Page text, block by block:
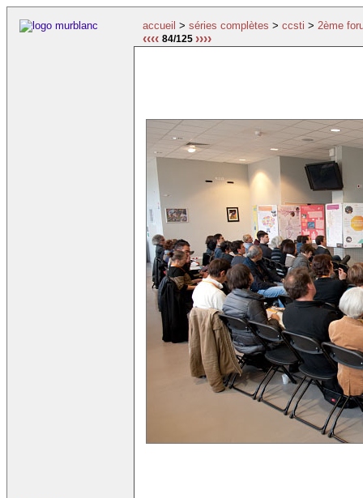
accueil > séries complètes > ccsti > 2ème
‹‹‹‹ 84/125 ››››